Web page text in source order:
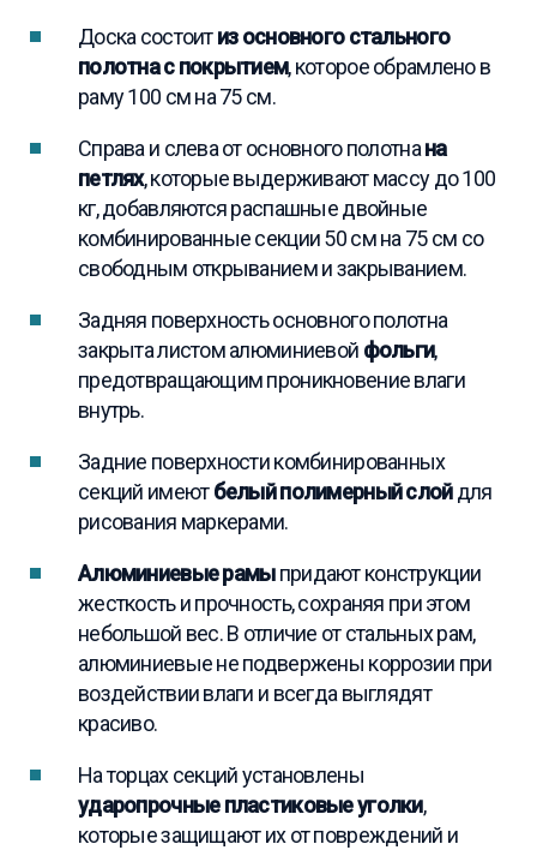
Доска состоитиз основного стального
полотна с покрытием, которое обрамлено в
раму 100 см на 75 см.
Справа и слева от основного полотнана
петлях, которые выдерживают массу до 100
кг, добавляются распашные двойные
комбинированные секции 50 см на 75 см со
свободным открыванием и закрыванием.
Задняя поверхность основного полотна
закрыта листом алюминиевой фольги,
предотвращающим проникновение влаги
внутрь.
Задние поверхности комбинированных
секций имеютбелый полимерный слойдля
рисования маркерами.
Алюминиевые рамыпридают конструкции
жесткость и прочность, сохраняя при этом
небольшой вес. В отличие от стальных рам,
алюминиевые не подвержены коррозии при
воздействии влаги и всегда выглядят
красиво.
На торцах секций установлены
ударопрочные пластиковые уголки,
которые защищают их от повреждений и